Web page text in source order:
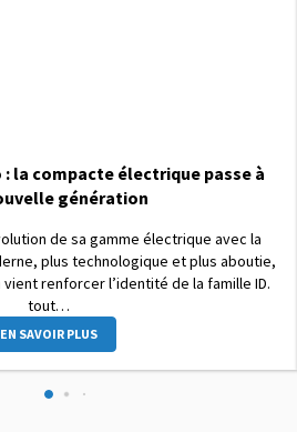
: la compacte électrique passe à
génération
de sa gamme électrique avec la
plus technologique et plus aboutie,
renforcer l’identité de la famille ID.
tout…
EN SAVOIR PLUS